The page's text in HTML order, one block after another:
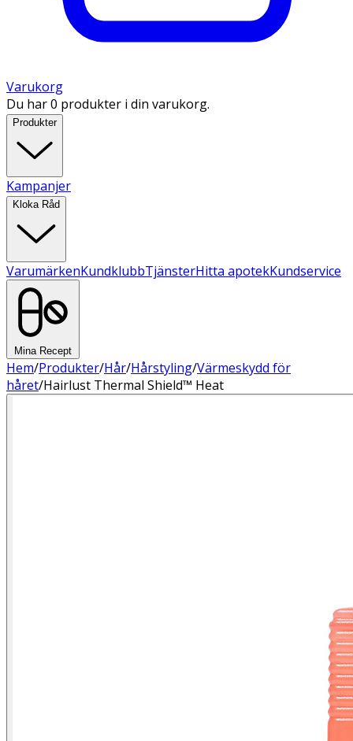
Varukorg
Du har 0 produkter i din varukorg.
Produkter
Kampanjer
Kloka Råd
VarumärkenKundklubbTjänsterHitta apotekKundservice
Mina Recept
Hem/Produkter/Hår/Hårstyling/Värmeskydd för
håret/Hairlust Thermal Shield™ Heat